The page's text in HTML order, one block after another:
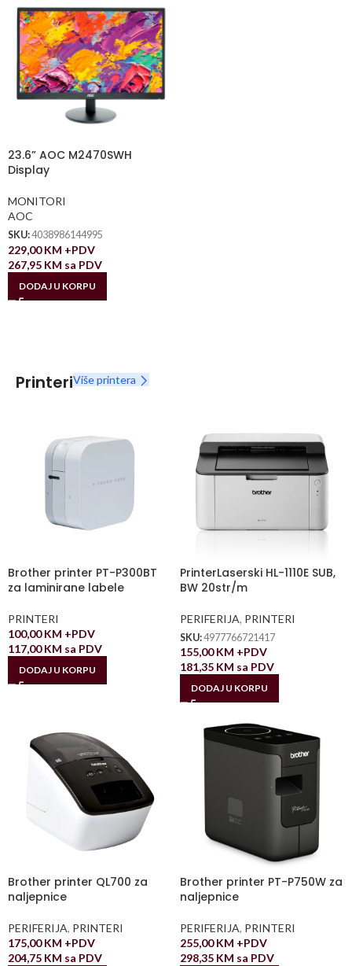
23.6” AOC M2470SWH
Display
MONITORI
AOC
SKU:4038986144995
229,00KM +PDV
267,95 KM sa PDV
DODAJ U KORPU
PrinteriViše printera
Brother printer PT-P300BT
za laminirane labele
PRINTERI
100,00KM +PDV
117,00KM sa PDV
DODAJ U KORPU
PrinterLaserski HL-1110E SUB,
BW 20str/m
PERIFERIJA, PRINTERI
SKU:4977766721417
155,00KM +PDV
181,35 KM sa PDV
DODAJ U KORPU
Brother printer QL700 za
naljepnice
PERIFERIJA, PRINTERI
175,00KM +PDV
204,75 KM sa PDV
Brother printer PT-P750W za
naljepnice
PERIFERIJA, PRINTERI
255,00KM +PDV
298,35 KM sa PDV